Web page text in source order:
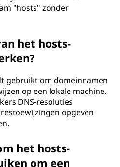
"hosts" zonder
het hosts-
gebruikt om domeinnamen
op een lokale machine.
DNS-resoluties
opgeven
het hosts-
om een